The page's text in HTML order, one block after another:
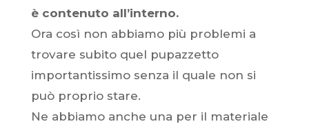
è contenuto all’interno.
Ora così non abbiamo più problemi a
trovare subito quel pupazzetto
importantissimo senza il quale non si
può proprio stare.
Ne abbiamo anche una per il materiale